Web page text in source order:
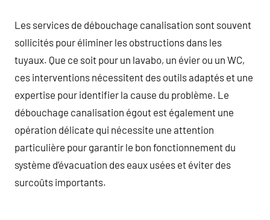
Les services de débouchage canalisation sont souvent
sollicités pour éliminer les obstructions dans les
tuyaux. Que ce soit pour un lavabo, un évier ou un WC,
ces interventions nécessitent des outils adaptés et une
expertise pour identifier la cause du problème. Le
débouchage canalisation égout est également une
opération délicate qui nécessite une attention
particulière pour garantir le bon fonctionnement du
système d’évacuation des eaux usées et éviter des
surcoûts importants.